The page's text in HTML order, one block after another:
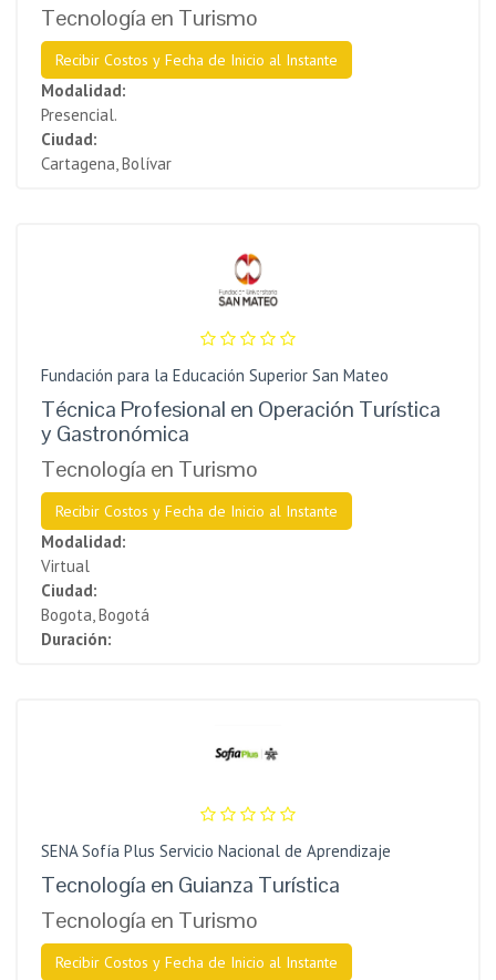
Tecnología en Turismo
Recibir Costos y Fecha de Inicio al Instante
Modalidad:
Presencial.
Ciudad:
Cartagena, Bolívar
Fundación para la Educación Superior San Mateo
Técnica Profesional en Operación Turística
y Gastronómica
Tecnología en Turismo
Recibir Costos y Fecha de Inicio al Instante
Modalidad:
Virtual
Ciudad:
Bogota, Bogotá
Duración:
SENA Sofía Plus Servicio Nacional de Aprendizaje
Tecnología en Guianza Turística
Tecnología en Turismo
Recibir Costos y Fecha de Inicio al Instante